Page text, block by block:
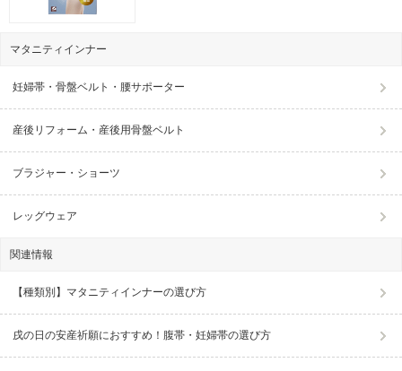
マタニティインナー
妊婦帯・骨盤ベルト・腰サポーター
産後リフォーム・産後用骨盤ベルト
ブラジャー・ショーツ
レッグウェア
関連情報
【種類別】マタニティインナーの選び方
戌の日の安産祈願におすすめ！腹帯・妊婦帯の選び方